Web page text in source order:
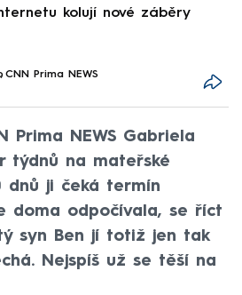
kolují nové záběry
, CNN Prima NEWS
Prima NEWS Gabriela
týdnů na mateřské
dnů ji čeká termín
doma odpočívala, se říct
syn Ben jí totiž jen tak
Nejspíš už se těší na